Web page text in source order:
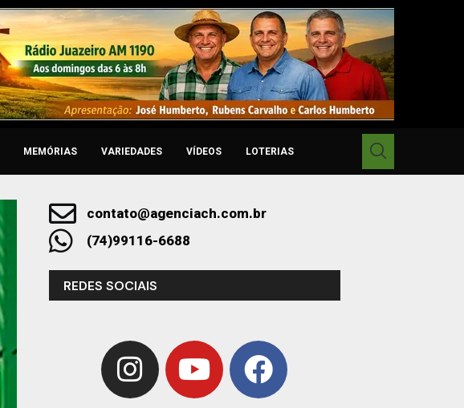
MEMÓRIAS VARIEDADES VÍDEOS LOTERIAS
contato@agenciach.com.br
(74)99116-6688
REDES SOCIAIS